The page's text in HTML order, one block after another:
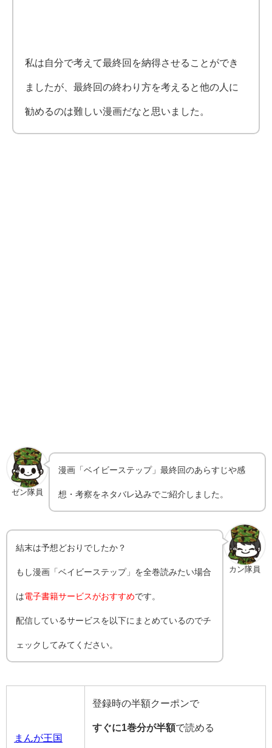
私は自分で考えて最終回を納得させることができ
ましたが、最終回の終わり方を考えると他の人に
勧めるのは難しい漫画だなと思いました。
ゼン隊員
漫画「ベイビーステップ」最終回のあらすじや感
想・考察をネタバレ込みでご紹介しました。
カン隊員
結末は予想どおりでしたか？
もし漫画「ベイビーステップ」を全巻読みたい場合
は電子書籍サービスがおすすめです。
配信しているサービスを以下にまとめているのでチ
ェックしてみてください。
まんが王国
登録時の半額クーポンで
すぐに1巻分が半額で読める